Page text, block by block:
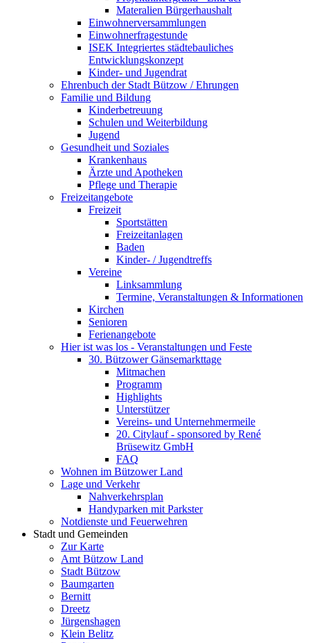
Materalien Bürgerhaushalt
Einwohnerversammlungen
Einwohnerfragestunde
ISEK Integriertes städtebauliches
Entwicklungskonzept
Kinder- und Jugendrat
Ehrenbuch der Stadt Bützow / Ehrungen
Familie und Bildung
Kinderbetreuung
Schulen und Weiterbildung
Jugend
Gesundheit und Soziales
Krankenhaus
Ärzte und Apotheken
Pflege und Therapie
Freizeitangebote
Freizeit
Sportstätten
Freizeitanlagen
Baden
Kinder- / Jugendtreffs
Vereine
Linksammlung
Termine, Veranstaltungen & Informationen
Kirchen
Senioren
Ferienangebote
Hier ist was los - Veranstaltungen und Feste
30. Bützower Gänsemarkttage
Mitmachen
Programm
Highlights
Unterstützer
Vereins- und Unternehmermeile
20. Citylauf - sponsored by René
Brüsewitz GmbH
FAQ
Wohnen im Bützower Land
Lage und Verkehr
Nahverkehrsplan
Handyparken mit Parkster
Notdienste und Feuerwehren
Stadt und Gemeinden
Zur Karte
Amt Bützow Land
Stadt Bützow
Baumgarten
Bernitt
Dreetz
Jürgenshagen
Klein Belitz